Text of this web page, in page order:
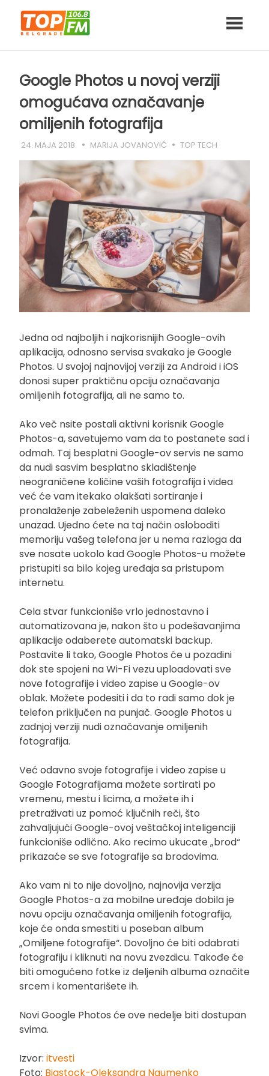
content
Google Photos u novoj verziji
omogućava označavanje
omiljenih fotografija
24. MAJA 2018. MARIJA JOVANOVIĆ TOP TECH
Jedna od najboljih i najkorisnijih Google-ovih
aplikacija, odnosno servisa svakako je Google
Photos. U svojoj najnovijoj verziji za Android i iOS
donosi super praktičnu opciju označavanja
omiljenih fotografija, ali ne samo to.
Ako več nsite postali aktivni korisnik Google
Photos-a, savetujemo vam da to postanete sad i
odmah. Taj besplatni Google-ov servis ne samo
da nudi sasvim besplatno skladištenje
neograničene količine vaših fotografija i videa
već će vam itekako olakšati sortiranje i
pronalaženje zabeleženih uspomena daleko
unazad. Ujedno ćete na taj način osloboditi
memoriju vašeg telefona jer u nema razloga da
sve nosate uokolo kad Google Photos-u možete
pristupiti sa bilo kojeg uređaja sa pristupom
internetu.
Cela stvar funkcioniše vrlo jednostavno i
automatizovana je, nakon što u podešavanjima
aplikacije odaberete automatski backup.
Postavite li tako, Google Photos će u pozadini
dok ste spojeni na Wi-Fi vezu uploadovati sve
nove fotografije i video zapise u Google-ov
oblak. Možete podesiti i da to radi samo dok je
telefon priključen na punjač. Google Photos u
zadnjoj verziji nudi označavanje omiljenih
fotografija.
Već odavno svoje fotografije i video zapise u
Google Fotografijama možete sortirati po
vremenu, mestu i licima, a možete ih i
pretraživati uz pomoć ključnih reči, što
zahvaljujući Google-ovoj veštačkoj inteligenciji
funkcioniše odlično. Ako recimo ukucate „brod“
prikazaće se sve fotografije sa brodovima.
Ako vam ni to nije dovoljno, najnovija verzija
Google Photos-a za mobilne uređaje dobila je
novu opciju označavanja omiljenih fotografija,
koje će onda smestiti u poseban album
„Omiljene fotografije“. Dovoljno će biti odabrati
fotografiju i kliknuti na novu zvezdicu. Takođe će
biti omogućeno fotke iz deljenih albuma označite
srcem i komentarišete ih.
Novi Google Photos će ove nedelje biti dostupan
svima.
Izvor: itvesti
Foto: Bigstock-Oleksandra Naumenko